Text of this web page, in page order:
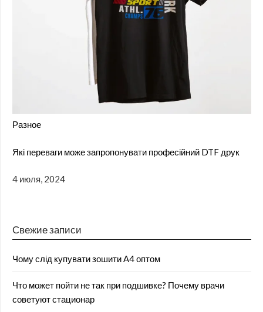
Разное
Які переваги може запропонувати професійний DTF друк
4 июля, 2024
Свежие записи
Чому слід купувати зошити А4 оптом
Что может пойти не так при подшивке? Почему врачи
советуют стационар